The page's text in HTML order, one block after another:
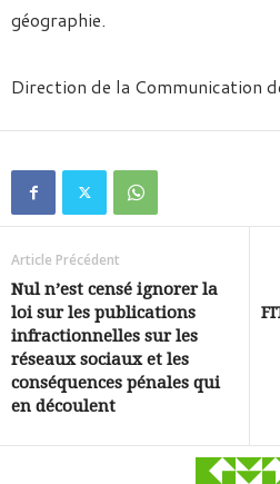
géographie.
Direction de la Communication
Article Précédent
Nul n’est censé ignorer la
loi sur les publications
infractionnelles sur les
réseaux sociaux et les
conséquences pénales qui
en découlent